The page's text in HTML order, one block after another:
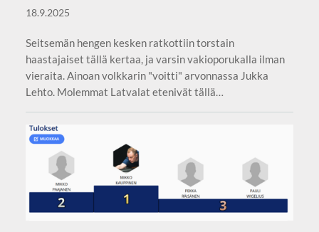
18.9.2025
Seitsemän hengen kesken ratkottiin torstain
haastajaiset tällä kertaa, ja varsin vakioporukalla ilman
vieraita. Ainoan volkkarin "voitti" arvonnassa Jukka
Lehto. Molemmat Latvalat etenivät tällä…